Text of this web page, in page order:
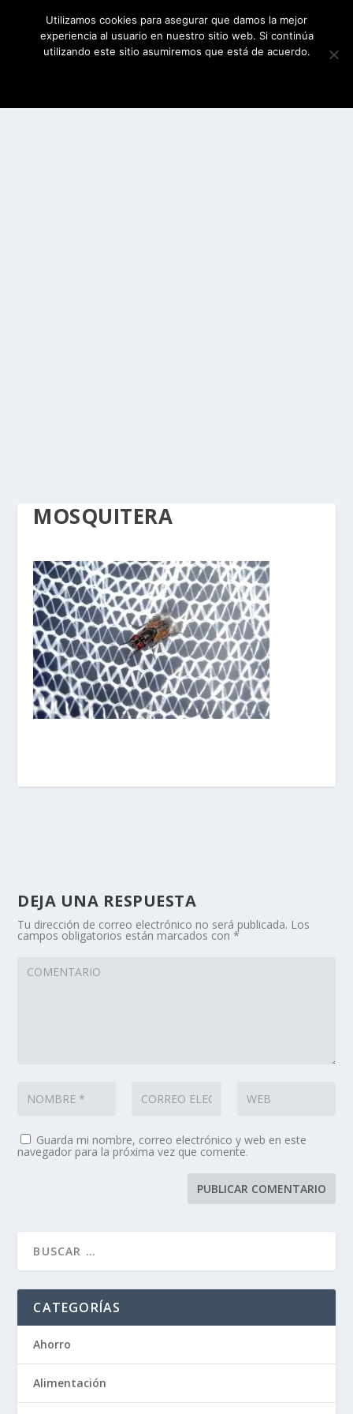
MOSQUITERA
DEJA UNA RESPUESTA
Tu dirección de correo electrónico no será publicada. Los
campos obligatorios están marcados con*
Guarda mi nombre, correo electrónico y web en este
navegador para la próxima vez que comente.
CATEGORÍAS
Ahorro
Alimentación
Utilizamos cookies para asegurar que damos la mejor
experiencia al usuario en nuestro sitio web. Si continúa
utilizando este sitio asumiremos que está de acuerdo.